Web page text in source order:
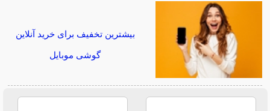
بیشترین تخفیف برای خرید آنلاین
گوشی موبایل